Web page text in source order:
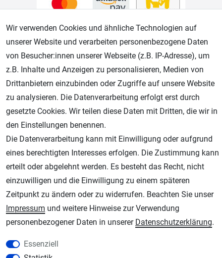
Geprüfter Shop
AGB Widerrufsrecht Datenschutz Impressum
Schmincke-City.de
Schmincke Künstlerfarben das Gesamtsortiment
Plotter-City.com
Modellbau-City.com
Wir verwenden Cookies und ähnliche Technologien auf
unserer Website und verarbeiten personenbezogene Daten
von Besucher:innen unserer Webseite (z.B. IP-Adresse), um
z.B. Inhalte und Anzeigen zu personalisieren, Medien von
Drittanbietern einzubinden oder Zugriffe auf unsere Website
zu analysieren. Die Datenverarbeitung erfolgt erst durch
gesetzte Cookies. Wir teilen diese Daten mit Dritten, die wir in
den Einstellungen benennen.
Die Datenverarbeitung kann mit Einwilligung oder aufgrund
eines berechtigten Interesses erfolgen. Die Zustimmung kann
erteilt oder abgelehnt werden. Es besteht das Recht, nicht
einzuwilligen und die Einwilligung zu einem späteren
Zeitpunkt zu ändern oder zu widerrufen. Beachten Sie unser
Impressum und weitere Hinweise zur Verwendung
personenbezogener Daten in unserer Daten­schutz­erklärung.
Essenziell